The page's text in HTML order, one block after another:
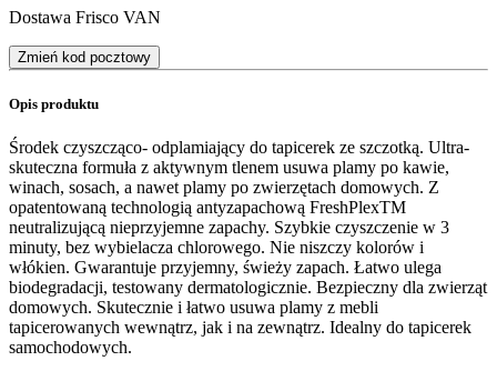
Dostawa Frisco VAN
Zmień kod pocztowy
Opis produktu
Środek czyszcząco- odplamiający do tapicerek ze szczotką. Ultra-
skuteczna formuła z aktywnym tlenem usuwa plamy po kawie,
winach, sosach, a nawet plamy po zwierzętach domowych. Z
opatentowaną technologią antyzapachową FreshPlexTM
neutralizującą nieprzyjemne zapachy. Szybkie czyszczenie w 3
minuty, bez wybielacza chlorowego. Nie niszczy kolorów i
włókien. Gwarantuje przyjemny, świeży zapach. Łatwo ulega
biodegradacji, testowany dermatologicznie. Bezpieczny dla zwierząt
domowych. Skutecznie i łatwo usuwa plamy z mebli
tapicerowanych wewnątrz, jak i na zewnątrz. Idealny do tapicerek
samochodowych.